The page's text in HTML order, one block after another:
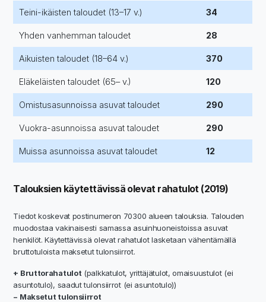
Teini-ikäisten taloudet (13–17 v.) 34
Yhden vanhemman taloudet 28
Aikuisten taloudet (18–64 v.) 370
Eläkeläisten taloudet (65– v.) 120
Omistusasunnoissa asuvat taloudet 290
Vuokra-asunnoissa asuvat taloudet 290
Muissa asunnoissa asuvat taloudet 12
Talouksien käytettävissä olevat rahatulot (2019)
Tiedot koskevat postinumeron 70300 alueen talouksia. Talouden
muodostaa vakinaisesti samassa asuinhuoneistoissa asuvat
henkilöt. Käytettävissä olevat rahatulot lasketaan vähentämällä
bruttotuloista maksetut tulonsiirrot.
+ Bruttorahatulot (palkkatulot, yrittäjätulot, omaisuustulot (ei
asuntotulo), saadut tulonsiirrot (ei asuntotulo))
− Maksetut tulonsiirrot